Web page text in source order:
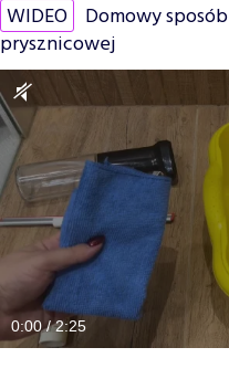
WIDEO Domowy
prysznicowej
0:00 / 2:25